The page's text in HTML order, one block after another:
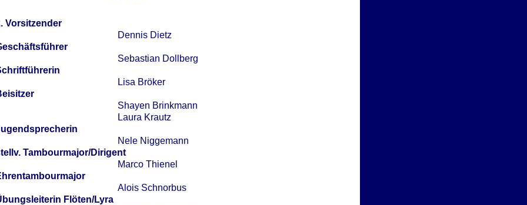
Vorsitzender
Dennis Dietz
Sebastian Dollberg
Lisa Bröker
Shayen Brinkmann
Laura Krautz
Nele Niggemann
Tambourmajor/Dirigent
Marco Thienel
Alois Schnorbus
Flöten/Lyra